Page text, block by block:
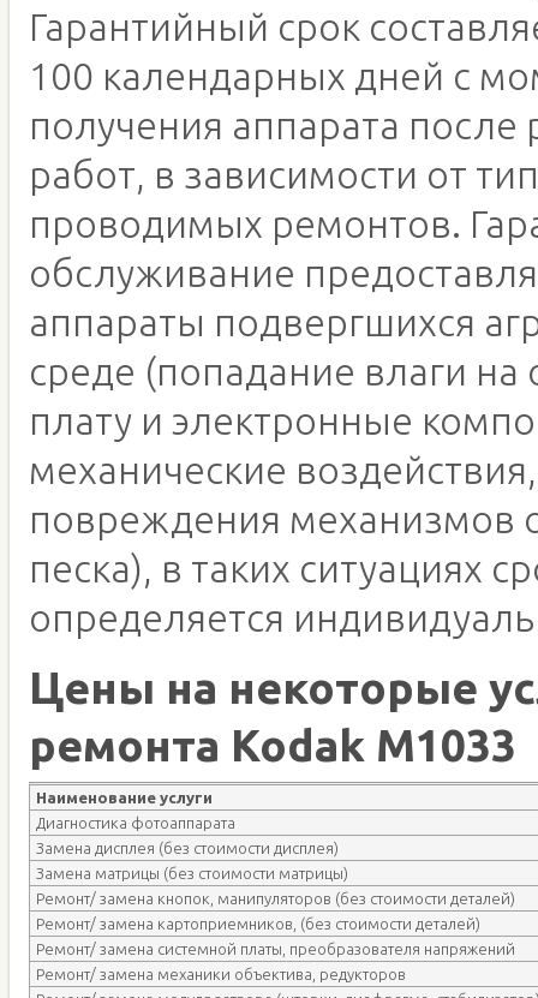
Гарантийный срок
100 календарных дней с
получения аппарата
работ, в зависимости от
проводимых ремонтов.
обслуживание
аппараты подвергшихся
среде (попадание влаги на
плату и электронные
механические воздействия,
повреждения механизмов
песка), в таких ситуациях
определяется
Цены на некоторые
ремонта Kodak M1033
Наименование услуги
Диагностика фотоаппарата
Замена дисплея (без стоимости дисплея)
Замена матрицы (без стоимости матрицы)
Ремонт/ замена кнопок, манипуляторов (без стоимости деталей)
Ремонт/ замена картоприемников, (без стоимости деталей)
Ремонт/ замена системной платы, преобразователя напряжений
Ремонт/ замена механики объектива, редукторов